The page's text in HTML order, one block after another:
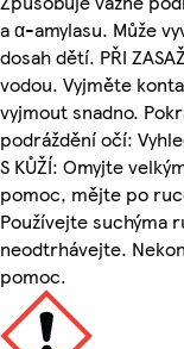
a α-amylasu. Může
dosah dětí. PŘI
vodou. Vyjměte
vyjmout snadno.
podráždění očí:
S KŮŽÍ: Omyjte
pomoc, mějte po
Používejte suchýma
neodtrhávejte.
pomoc.